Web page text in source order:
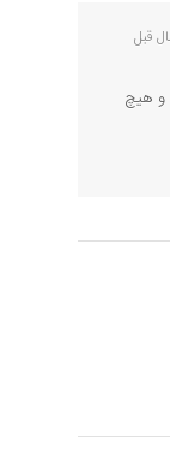
و هیچ